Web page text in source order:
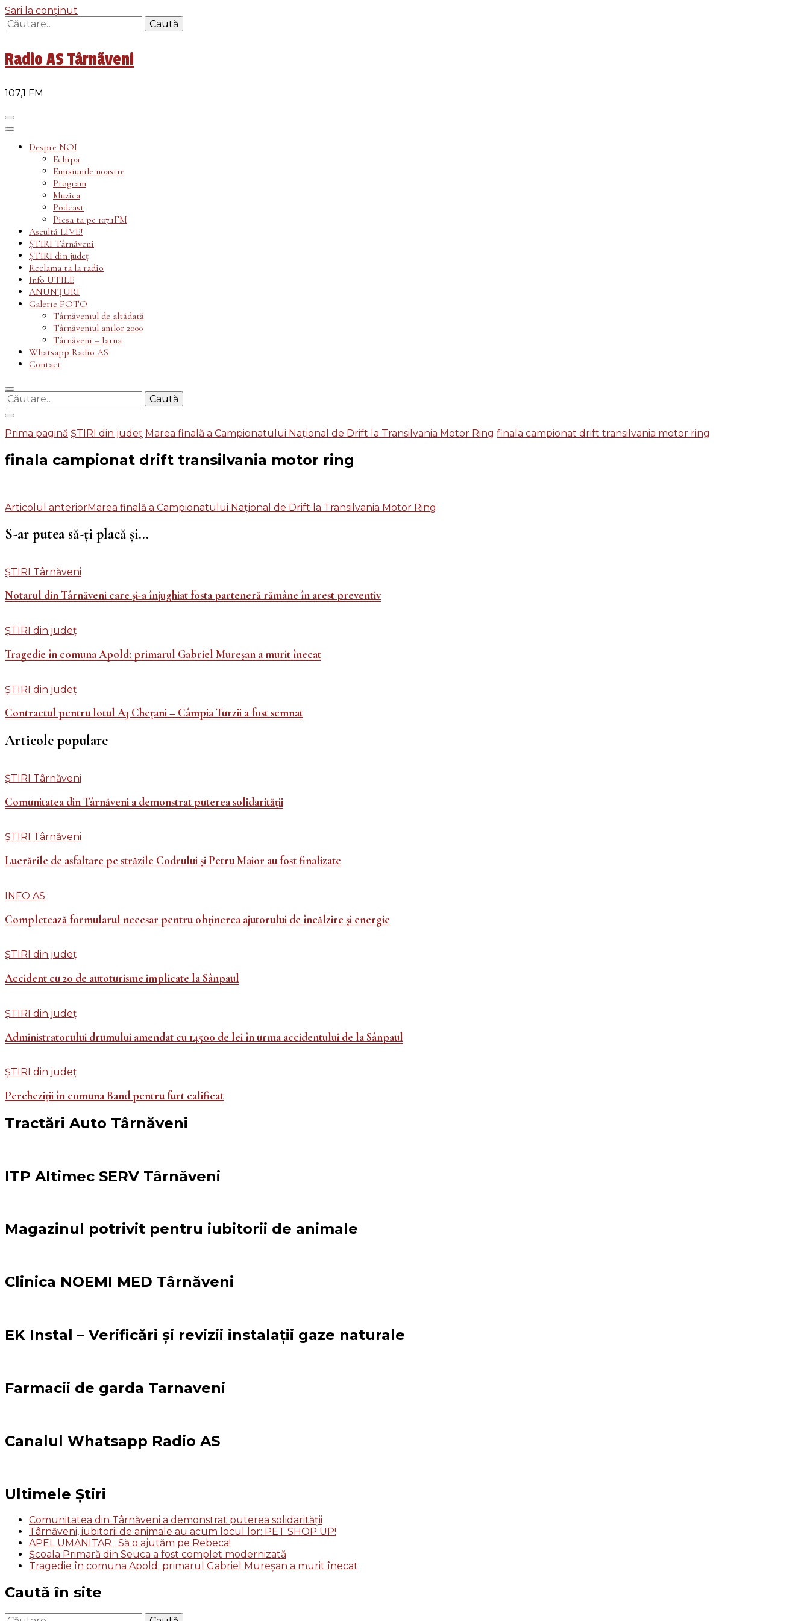
Sari la conținut
Caută
după:
Radio AS Târnãveni
107,1 FM
Despre NOI
Echipa
Emisiunile noastre
Program
Muzica
Podcast
Piesa ta pe 107.1FM
Ascultă LIVE!
ȘTIRI Târnăveni
ȘTIRI din județ
Reclama ta la radio
Info UTILE
ANUNȚURI
Galerie FOTO
Târnăveniul de altădată
Târnăveniul anilor 2000
Târnăveni – Iarna
Whatsapp Radio AS
Contact
Caută
după:
Prima pagină ȘTIRI din județ Marea finală a Campionatului Național de Drift la Transilvania Motor Ring finala campionat drift transilvania motor ring
finala campionat drift transilvania motor ring
Navigare
în
articole
Articolul anteriorMarea finală a Campionatului Național de Drift la Transilvania Motor Ring
S-ar putea să-ți placă și...
ȘTIRI Târnăveni
Notarul din Târnăveni care și-a înjughiat fosta parteneră rămâne în arest preventiv
ȘTIRI din județ
Tragedie în comuna Apold: primarul Gabriel Mureșan a murit înecat
ȘTIRI din județ
Contractul pentru lotul A3 Chețani – Câmpia Turzii a fost semnat
Articole populare
ȘTIRI Târnăveni
Comunitatea din Târnăveni a demonstrat puterea solidarității
ȘTIRI Târnăveni
Lucrările de asfaltare pe străzile Codrului și Petru Maior au fost finalizate
INFO AS
Completează formularul necesar pentru obținerea ajutorului de încălzire și energie
ȘTIRI din județ
Accident cu 20 de autoturisme implicate la Sânpaul
ȘTIRI din județ
Administratorului drumului amendat cu 14500 de lei în urma accidentului de la Sânpaul
ȘTIRI din județ
Percheziții în comuna Band pentru furt calificat
Tractări Auto Târnăveni
ITP Altimec SERV Târnăveni
Magazinul potrivit pentru iubitorii de animale
Clinica NOEMI MED Târnăveni
EK Instal – Verificări și revizii instalații gaze naturale
Farmacii de garda Tarnaveni
Canalul Whatsapp Radio AS
Ultimele Știri
Comunitatea din Târnăveni a demonstrat puterea solidarității
Târnăveni, iubitorii de animale au acum locul lor: PET SHOP UP!
APEL UMANITAR : Să o ajutăm pe Rebeca!
Școala Primară din Seuca a fost complet modernizată
Tragedie în comuna Apold: primarul Gabriel Mureșan a murit înecat
Caută în site
Caută